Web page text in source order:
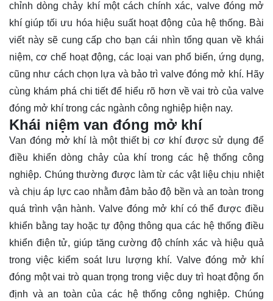
chỉnh dòng chảy khí một cách chính xác, valve đóng mở
khí giúp tối ưu hóa hiệu suất hoạt động của hệ thống. Bài
viết này sẽ cung cấp cho bạn cái nhìn tổng quan về khái
niệm, cơ chế hoạt động, các loại van phổ biến, ứng dụng,
cũng như cách chọn lựa và bảo trì valve đóng mở khí. Hãy
cùng khám phá chi tiết để hiểu rõ hơn về vai trò của valve
đóng mở khí trong các ngành công nghiệp hiện nay.
Khái niệm van đóng mở khí
Van đóng mở khí là một thiết bị cơ khí được sử dụng để
điều khiển dòng chảy của khí trong các hệ thống công
nghiệp. Chúng thường được làm từ các vật liệu chịu nhiệt
và chịu áp lực cao nhằm đảm bảo độ bền và an toàn trong
quá trình vận hành. Valve đóng mở khí có thể được điều
khiển bằng tay hoặc tự động thông qua các hệ thống điều
khiển điện tử, giúp tăng cường độ chính xác và hiệu quả
trong việc kiểm soát lưu lượng khí. Valve đóng mở khí
đóng một vai trò quan trọng trong việc duy trì hoạt động ổn
định và an toàn của các hệ thống công nghiệp. Chúng